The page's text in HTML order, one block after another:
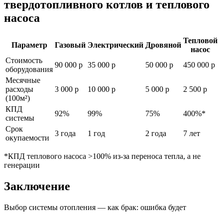
твердотопливного котлов и теплового
насоса
Параметр Газовый Электрический Дровяной
Тепловой
насос
Стоимость
оборудования
90 000 р 35 000 р 50 000 р
450 000 р
Месячные
расходы
(100м²)
3 000 р 10 000 р 5 000 р 2 500 р
КПД
системы
92% 99% 75%
400%*
Срок
окупаемости
3 года 1 год 2 года 7 лет
*КПД теплового насоса >100% из-за переноса тепла, а не
генерации
Заключение
Выбор системы отопления — как брак: ошибка будет